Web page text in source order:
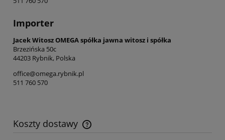
Importer
Jacek Witosz OMEGA spółka jawna witosz i spółka
Brzezińska 50c
44203 Rybnik, Polska
office@omega.rybnik.pl
511 760 570
Koszty dostawy
Cena nie zawiera ewentualnych kosztów płatności